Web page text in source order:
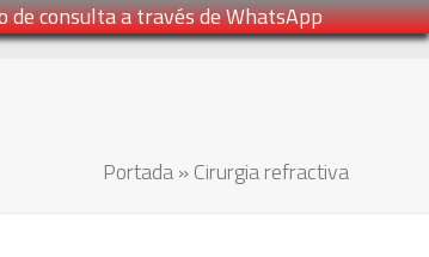
de consulta a través de WhatsApp
Portada»Cirurgia refractiva